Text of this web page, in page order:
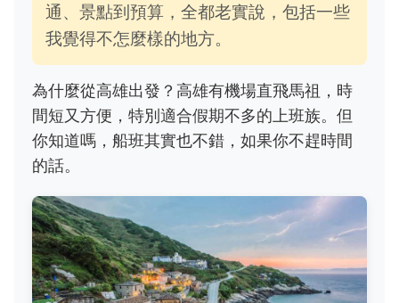
通、景點到預算，全都老實說，包括一些
我覺得不怎麼樣的地方。
為什麼從高雄出發？高雄有機場直飛馬祖，時
間短又方便，特別適合假期不多的上班族。但
你知道嗎，船班其實也不錯，如果你不趕時間
的話。